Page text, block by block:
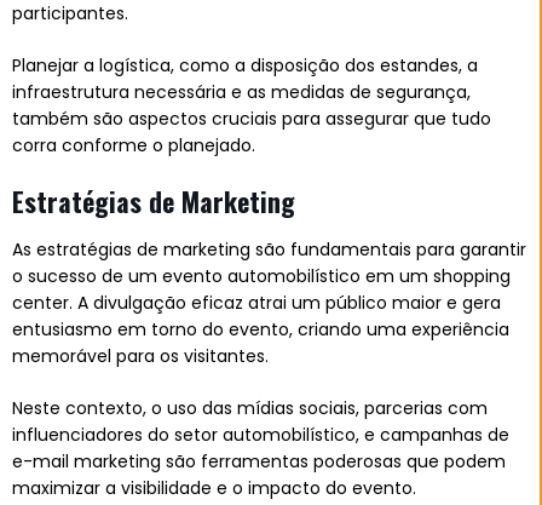
participantes.
Planejar a logística, como a disposição dos estandes, a
infraestrutura necessária e as medidas de segurança,
também são aspectos cruciais para assegurar que tudo
corra conforme o planejado.
Estratégias de Marketing
As estratégias de marketing são fundamentais para garantir
o sucesso de um evento automobilístico em um shopping
center. A divulgação eficaz atrai um público maior e gera
entusiasmo em torno do evento, criando uma experiência
memorável para os visitantes.
Neste contexto, o uso das mídias sociais, parcerias com
influenciadores do setor automobilístico, e campanhas de
e-mail marketing são ferramentas poderosas que podem
maximizar a visibilidade e o impacto do evento.